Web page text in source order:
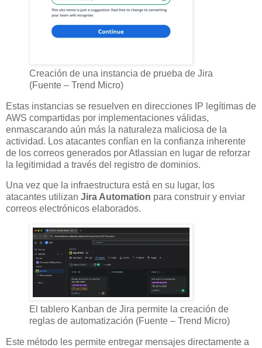
Creación de una instancia de prueba de Jira
(Fuente – Trend Micro)
Estas instancias se resuelven en direcciones IP legítimas de
AWS compartidas por implementaciones válidas,
enmascarando aún más la naturaleza maliciosa de la
actividad. Los atacantes confían en la confianza inherente
de los correos generados por Atlassian en lugar de reforzar
la legitimidad a través del registro de dominios.
Una vez que la infraestructura está en su lugar, los
atacantes utilizan Jira Automation para construir y enviar
correos electrónicos elaborados.
El tablero Kanban de Jira permite la creación de
reglas de automatización (Fuente – Trend Micro)
Este método les permite entregar mensajes directamente a